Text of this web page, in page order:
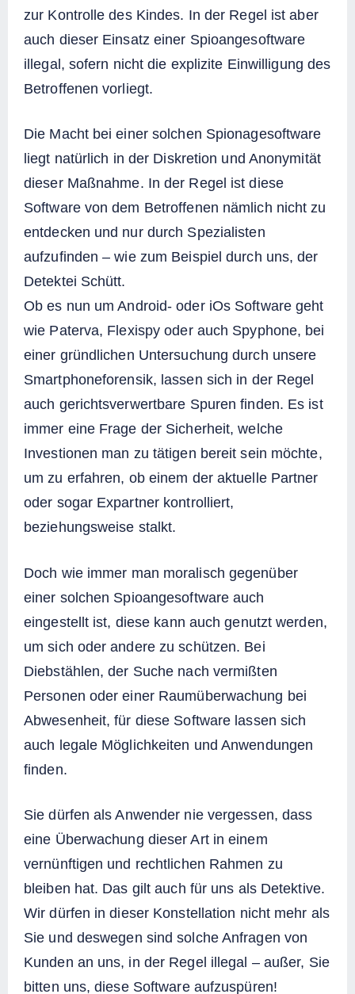
zur Kontrolle des Kindes. In der Regel ist aber
auch dieser Einsatz einer Spioangesoftware
illegal, sofern nicht die explizite Einwilligung des
Betroffenen vorliegt.
Die Macht bei einer solchen Spionagesoftware
liegt natürlich in der Diskretion und Anonymität
dieser Maßnahme. In der Regel ist diese
Software von dem Betroffenen nämlich nicht zu
entdecken und nur durch Spezialisten
aufzufinden – wie zum Beispiel durch uns, der
Detektei Schütt.
Ob es nun um Android- oder iOs Software geht
wie Paterva, Flexispy oder auch Spyphone, bei
einer gründlichen Untersuchung durch unsere
Smartphoneforensik, lassen sich in der Regel
auch gerichtsverwertbare Spuren finden. Es ist
immer eine Frage der Sicherheit, welche
Investionen man zu tätigen bereit sein möchte,
um zu erfahren, ob einem der aktuelle Partner
oder sogar Expartner kontrolliert,
beziehungsweise stalkt.
Doch wie immer man moralisch gegenüber
einer solchen Spioangesoftware auch
eingestellt ist, diese kann auch genutzt werden,
um sich oder andere zu schützen. Bei
Diebstählen, der Suche nach vermißten
Personen oder einer Raumüberwachung bei
Abwesenheit, für diese Software lassen sich
auch legale Möglichkeiten und Anwendungen
finden.
Sie dürfen als Anwender nie vergessen, dass
eine Überwachung dieser Art in einem
vernünftigen und rechtlichen Rahmen zu
bleiben hat. Das gilt auch für uns als Detektive.
Wir dürfen in dieser Konstellation nicht mehr als
Sie und deswegen sind solche Anfragen von
Kunden an uns, in der Regel illegal – außer, Sie
bitten uns, diese Software aufzuspüren!